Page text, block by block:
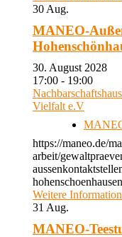
30 Aug.
MANEO-
30. August 2028
17:00 - 19:00
Vielfalt e.V
https://maneo.de/
arbeit/
Weitere
31 Aug.
MANEO-